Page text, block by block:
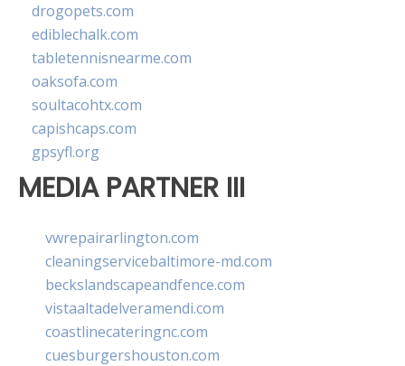
drogopets.com
ediblechalk.com
tabletennisnearme.com
oaksofa.com
soultacohtx.com
capishcaps.com
gpsyfl.org
MEDIA PARTNER III
vwrepairarlington.com
cleaningservicebaltimore-md.com
beckslandscapeandfence.com
vistaaltadelveramendi.com
coastlinecateringnc.com
cuesburgershouston.com